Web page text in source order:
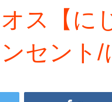
ス【に
セント/